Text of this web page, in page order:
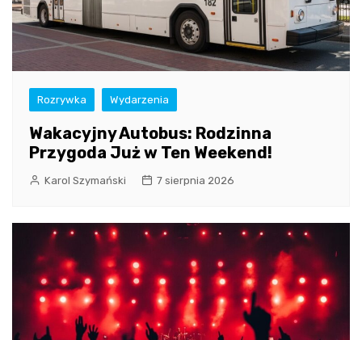
Rozrywka Wydarzenia
Wakacyjny Autobus: Rodzinna
Przygoda Już w Ten Weekend!
Karol Szymański 7 sierpnia 2026